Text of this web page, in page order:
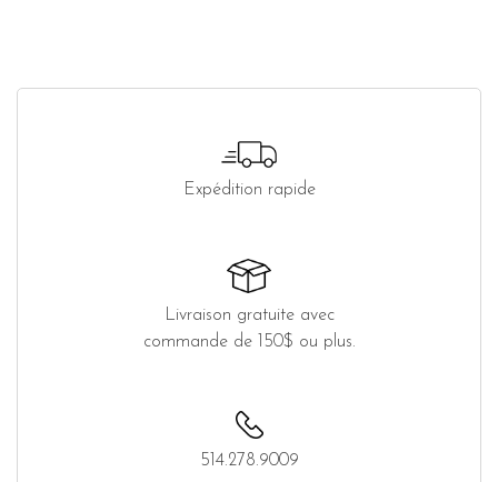
Expédition rapide
Livraison gratuite avec
commande de 150$ ou plus.
514.278.9009